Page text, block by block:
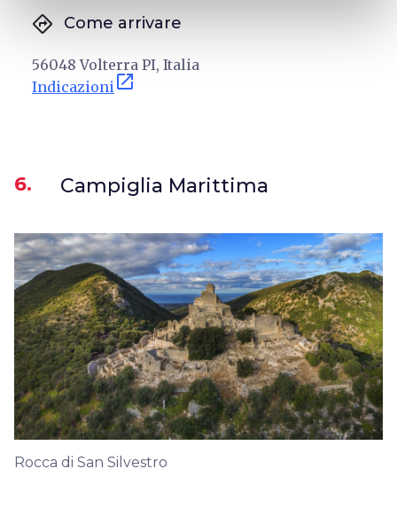
directions Come arrivare
56048 Volterra PI, Italia
Indicazioni open_in_new
6. Campiglia Marittima
Rocca di San Silvestro